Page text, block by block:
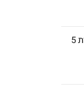
השכרת מלטשת אקצנטרית 5